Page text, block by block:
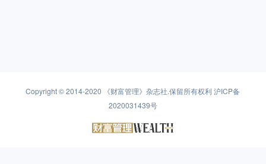
Copyright © 2014-2020 《财富管理》杂志社.保留所有权利沪ICP备
2020031439号